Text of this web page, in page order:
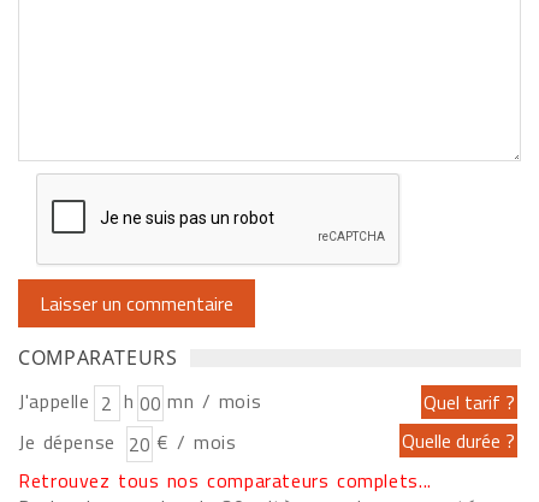
COMPARATEURS
J'appelle h
mn / mois
Je dépense
€ / mois
Retrouvez tous nos comparateurs complets...